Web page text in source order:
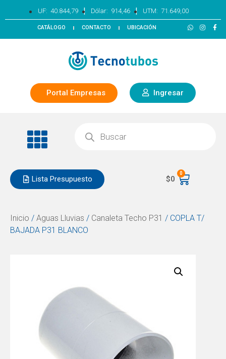
UF: 40.844,79 | Dólar: 914,46 | UTM: 71.649,00
CATÁLOGO CONTACTO UBICACIÓN
Portal Empresas Ingresar
Lista Presupuesto $0
0
Inicio / Aguas Lluvias / Canaleta Techo P31 / COPLA T/
BAJADA P31 BLANCO